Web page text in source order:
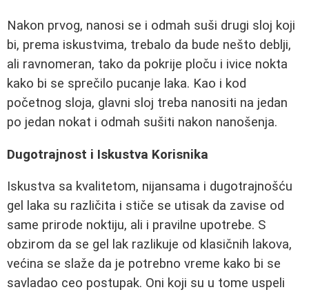
Nakon prvog, nanosi se i odmah suši drugi sloj koji
bi, prema iskustvima, trebalo da bude nešto deblji,
ali ravnomeran, tako da pokrije ploču i ivice nokta
kako bi se sprečilo pucanje laka. Kao i kod
početnog sloja, glavni sloj treba nanositi na jedan
po jedan nokat i odmah sušiti nakon nanošenja.
Dugotrajnost i Iskustva Korisnika
Iskustva sa kvalitetom, nijansama i dugotrajnošću
gel laka su različita i stiče se utisak da zavise od
same prirode noktiju, ali i pravilne upotrebe. S
obzirom da se gel lak razlikuje od klasičnih lakova,
većina se slaže da je potrebno vreme kako bi se
savladao ceo postupak. Oni koji su u tome uspeli